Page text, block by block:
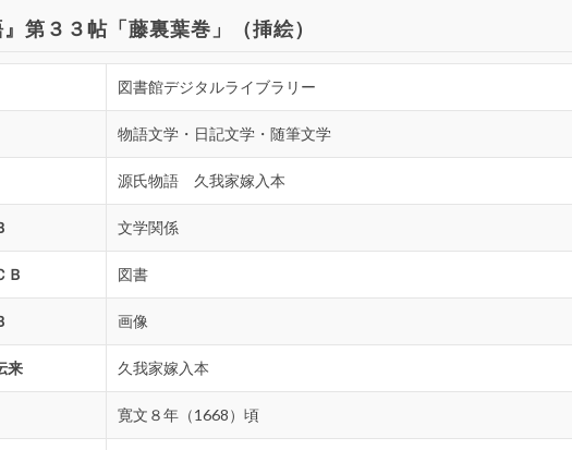
』第３３帖「藤裏葉巻」（挿絵）
図書館デジタルライブラリー
物語文学・日記文学・随筆文学
源氏物語 久我家嫁入本
文学関係
Ｂ 図書
画像
来 久我家嫁入本
寛文８年（1668）頃